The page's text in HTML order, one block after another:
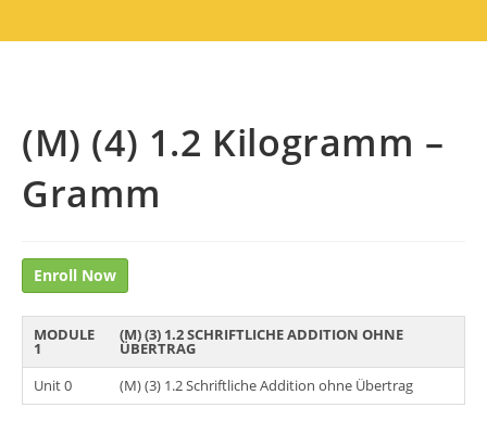
(M) (4) 1.2 Kilogramm –
Gramm
Enroll Now
MODULE
1
(M) (3) 1.2 SCHRIFTLICHE ADDITION OHNE
ÜBERTRAG
Unit 0
(M) (3) 1.2 Schriftliche Addition ohne Übertrag